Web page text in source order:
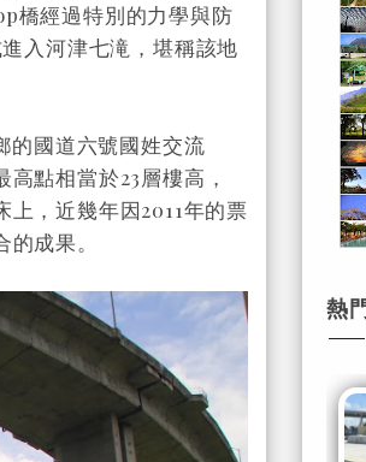
橋經過特別的力學與防
入河津七滝，堪稱該地
的國道六號國姓交流
高點相當於23層樓高，
，近幾年因2011年的票
成果。
熱